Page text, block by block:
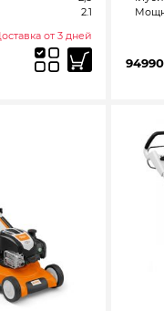
2.1
от 3 дней